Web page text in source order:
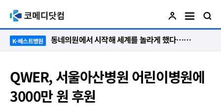
K-베스트병원 “절대 먼저 말하지 않아요. 대신 먼저 듣습니다”
QWER, 서울아산병원 어린이병원에
3000만 원 후원